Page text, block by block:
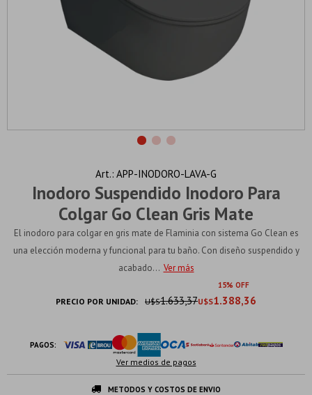
Inodoro Suspendido Inodoro Para
Colgar Go Clean Gris Mate
APP-INODORO-LAVA-G
El inodoro para colgar en gris mate de Flaminia con sistema Go Clean es
una elección moderna y funcional para tu baño. Con diseño suspendido y
acabado... Ver más
15
PRECIO POR UNIDAD: U$S1.388,36
U$S1.633,37
PAGOS:
Ver medios de pagos
METODOS Y COSTOS DE ENVIO